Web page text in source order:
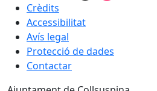
Crèdits
Accessibilitat
Avís legal
Protecció de dades
Contactar